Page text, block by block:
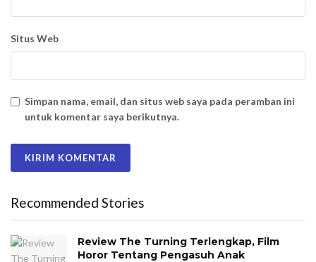
Situs Web
Simpan nama, email, dan situs web saya pada peramban ini
untuk komentar saya berikutnya.
Recommended Stories
Review The Turning Terlengkap, Film
Horor Tentang Pengasuh Anak